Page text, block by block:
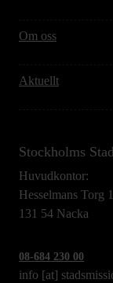
Om oss
Aktuellt
Stockholms
Huvudkontor:
Hesselmans Torg
131 54 Nacka
08-684 230 00
info [at]